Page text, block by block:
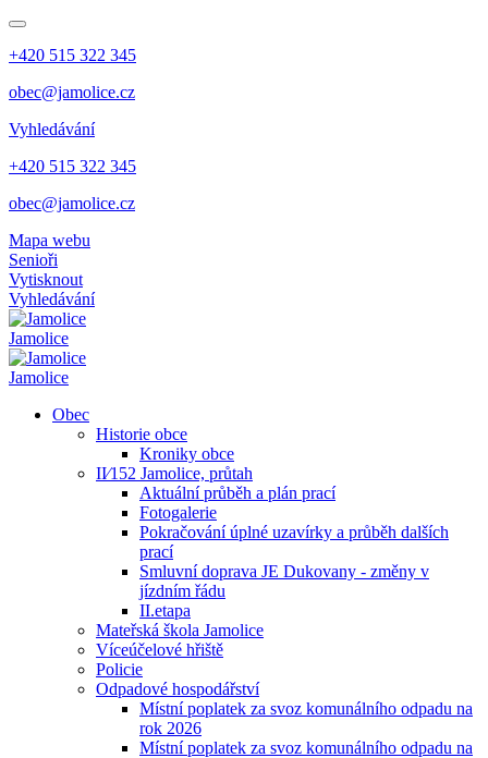
+420 515 322 345
obec@jamolice.cz
Vyhledávání
+420 515 322 345
obec@jamolice.cz
Mapa webu
Senioři
Vytisknout
Vyhledávání
Jamolice
Jamolice
Obec
Historie obce
Kroniky obce
II⁄152 Jamolice, průtah
Aktuální průběh a plán prací
Fotogalerie
Pokračování úplné uzavírky a průběh dalších
prací
Smluvní doprava JE Dukovany - změny v
jízdním řádu
II.etapa
Mateřská škola Jamolice
Víceúčelové hřiště
Policie
Odpadové hospodářství
Místní poplatek za svoz komunálního odpadu na
rok 2026
Místní poplatek za svoz komunálního odpadu na